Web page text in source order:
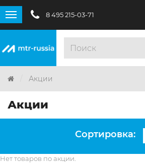
8 495 215-03-71
Акции
Акции
Сортировка:
Нет товаров по акции.